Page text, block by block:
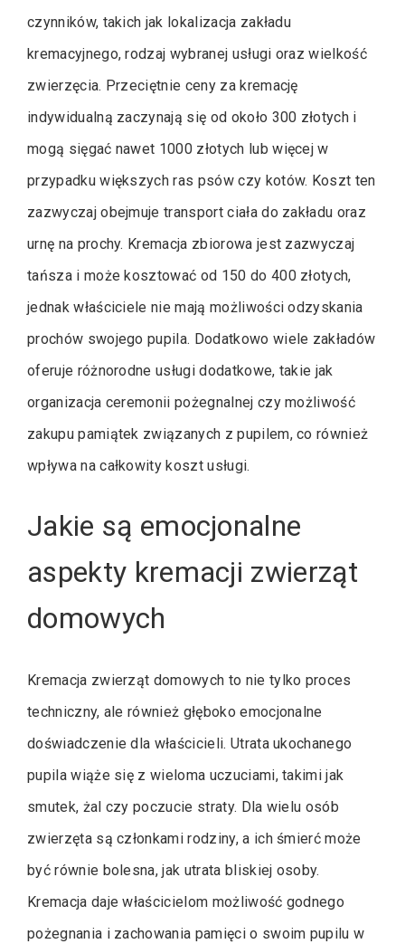
czynników, takich jak lokalizacja zakładu
kremacyjnego, rodzaj wybranej usługi oraz wielkość
zwierzęcia. Przeciętnie ceny za kremację
indywidualną zaczynają się od około 300 złotych i
mogą sięgać nawet 1000 złotych lub więcej w
przypadku większych ras psów czy kotów. Koszt ten
zazwyczaj obejmuje transport ciała do zakładu oraz
urnę na prochy. Kremacja zbiorowa jest zazwyczaj
tańsza i może kosztować od 150 do 400 złotych,
jednak właściciele nie mają możliwości odzyskania
prochów swojego pupila. Dodatkowo wiele zakładów
oferuje różnorodne usługi dodatkowe, takie jak
organizacja ceremonii pożegnalnej czy możliwość
zakupu pamiątek związanych z pupilem, co również
wpływa na całkowity koszt usługi.
Jakie są emocjonalne
aspekty kremacji zwierząt
domowych
Kremacja zwierząt domowych to nie tylko proces
techniczny, ale również głęboko emocjonalne
doświadczenie dla właścicieli. Utrata ukochanego
pupila wiąże się z wieloma uczuciami, takimi jak
smutek, żal czy poczucie straty. Dla wielu osób
zwierzęta są członkami rodziny, a ich śmierć może
być równie bolesna, jak utrata bliskiej osoby.
Kremacja daje właścicielom możliwość godnego
pożegnania i zachowania pamięci o swoim pupilu w